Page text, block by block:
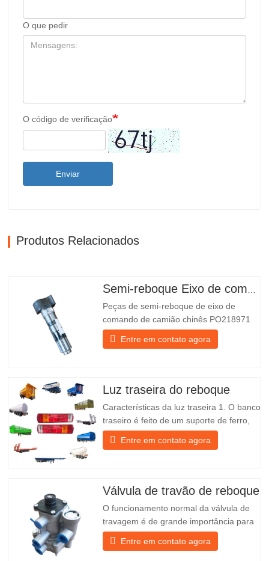
O que pedir
O código de verificação
Enviar
Produtos Relacionados
Peças de semi-reboque de eixo de
comando de camião chinês PO218971
mais vendidas para venda
Especificações Produto Peças de
Embalagem e Envio Sobre nós O Grupo
Chengda é um fabricante chinês de
semirreboques…
Entre em contato agora
Luz traseira do reboque
Características da luz traseira 1. O banco
traseiro é feito de um suporte de ferro,
muito mais resistente do que outros
materiais. Estão incluídos parafusos e
parte da frente do candeeiro para o
Entre em contato agora
Válvula de travão de reboque
O funcionamento normal da válvula de
travagem é de grande importância para
o estacionamento. Fornece suporte
técnico para a travagem suave do
Entre em contato agora